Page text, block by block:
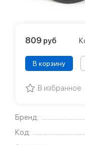
Бренд:
Код:
809 руб
В корзину
В избранное